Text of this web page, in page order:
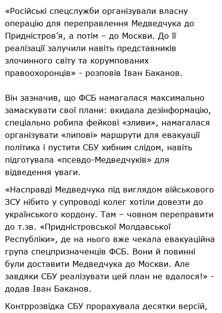
«Російські спецслужби організували власну
операцію для переправлення Медведчука до
Придністров’я, а потім – до Москви. До її
реалізації залучили навіть представників
злочинного світу та корумпованих
правоохоронців» - розповів Іван Баканов.
Він зазначив, що ФСБ намагалася максимально
замаскувати свої плани: вкидала дезінформацію,
спеціально робила фейкові «зливи», намагалася
організувати «липові» маршрути для евакуації
політика і пустити СБУ хибним слідом, навіть
підготувала «псевдо-Медведчуків» для
відведення уваги.
«Насправді Медведчука під виглядом військового
ЗСУ нібито у супроводі колег хотіли довезти до
українського кордону. Там – човном переправити
до т.зв. «Придністровської Молдавської
Республіки», де на нього вже чекала евакуаційна
група спецпризначенців ФСБ. Вони й повинні
були доставити Медведчука до Москви. Але
завдяки СБУ реалізувати цей план не вдалося!» -
додав Іван Баканов.
Контррозвідка СБУ прорахувала десятки версій,